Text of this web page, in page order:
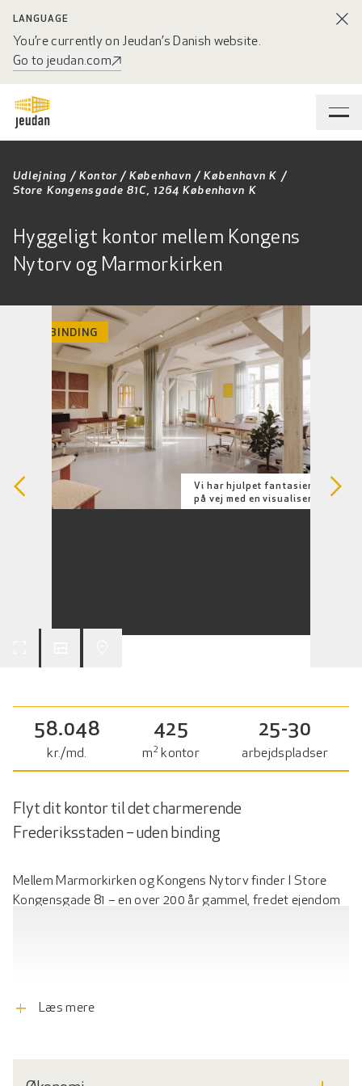
LANGUAGE
You’re currently on Jeudan’s Danish website.
Go to jeudan.com
Udlejning / Kontor / København / København K /
Store Kongensgade 81C, 1264 København K
Hyggeligt kontor mellem Kongens
Nytorv og Marmorkirken
INGEN BINDING
Vi har hjulpet fantasien lidt
på vej med en visualisering.
arrow_back_ios arrow_forward_ios
58.048
kr./md.
425
m2 kontor
25-30
arbejdspladser
Flyt dit kontor til det charmerende
Frederiksstaden – uden binding
Mellem Marmorkirken og Kongens Nytorv finder I Store
Kongensgade 81 – en over 200 år gammel, fredet ejendom
af Frederiksstaden.
add Læs mere